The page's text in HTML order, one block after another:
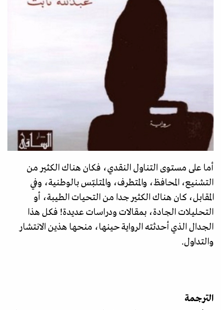
أما على مستوى التناول النقدي، فكان هناك الكثير من
التشنيع، المحافظ، والمتطرف، والمتلبّس بالوطنية، وفي
المقابل، كان هناك الكثير جدا من التحيات الطيبة، أو
التحليلات الجادة، بمقالات ودراسات عديدة! فكل هذا
الجدال الذي أحدثته الرواية حينها، منحها هذين الانتشار
والتداول.
الترجمة